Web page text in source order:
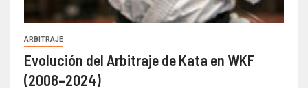
ARBITRAJE
Evolución del Arbitraje de Kata en WKF
(2008–2024)